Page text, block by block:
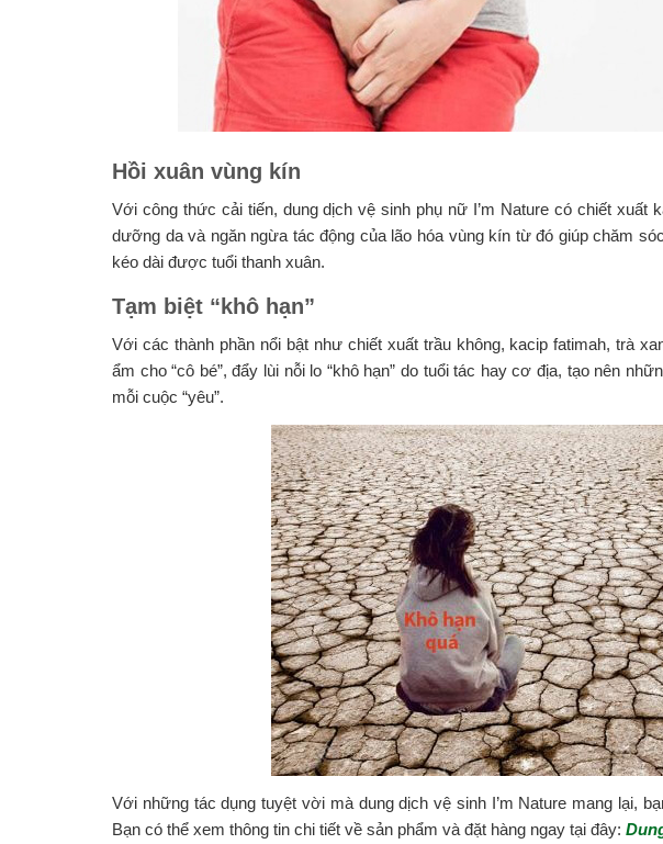
Hồi xuân vùng kín
Với công thức cải tiến, dung dịch vệ sinh phụ nữ I’m Nature có chiết xuất
dưỡng da và ngăn ngừa tác động của lão hóa vùng kín từ đó giúp chăm
kéo dài được tuổi thanh xuân.
Tạm biệt “khô hạn”
Với các thành phần nổi bật như chiết xuất trầu không, kacip fatimah, trà
ẩm cho “cô bé”, đẩy lùi nỗi lo “khô hạn” do tuổi tác hay cơ địa, tạo nên
mỗi cuộc “yêu”.
Với những tác dụng tuyệt vời mà dung dịch vệ sinh I’m Nature mang lại,
Bạn có thể xem thông tin chi tiết về sản phẩm và đặt hàng ngay tại đây: